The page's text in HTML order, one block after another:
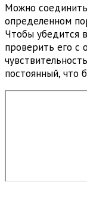
Можно
определенном
Чтобы убедится
проверить его с
постоянный, что